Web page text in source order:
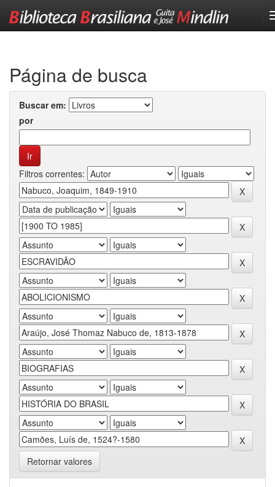
Página de busca
Buscar em:
por
Filtros correntes:
Retornar valores